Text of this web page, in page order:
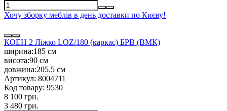
Хочу зборку меблів в день доставки по Києву!
КОЕН 2 Ліжко LOZ/180 (каркас) БРВ (ВМК)
ширина:185 см
висота:90 см
довжина:205.5 см
Артикул: 8004711
Код товару: 9530
8 100 грн.
3 480 грн.